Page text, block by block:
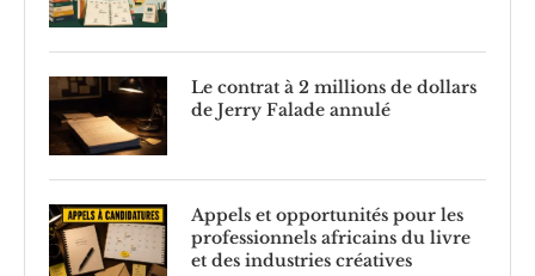
Le contrat à 2 millions de dollars
de Jerry Falade annulé
Appels et opportunités pour les
professionnels africains du livre
et des industries créatives